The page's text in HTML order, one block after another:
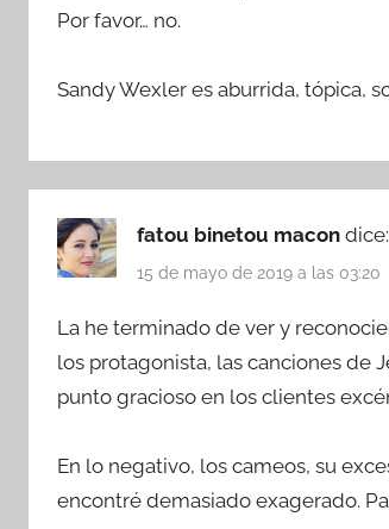
Por favor… no.
Sandy Wexler es aburrida, tópica,
fatou binetou macon dice:
15 de mayo de 2019 a las 03:20
La he terminado de ver y
los protagonista, las canciones de
punto gracioso en los clientes
En lo negativo, los cameos, su
encontré demasiado exagerado.